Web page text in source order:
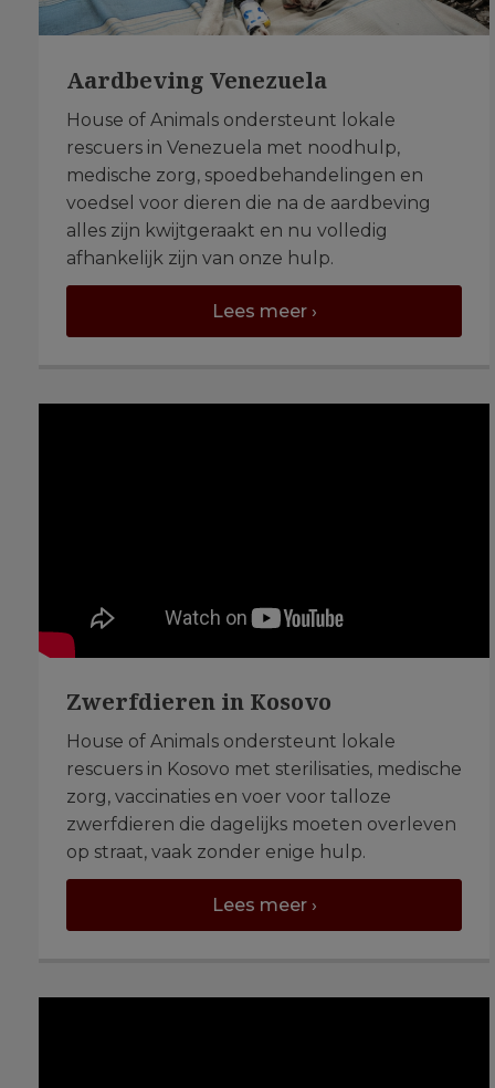
Aardbeving Venezuela
House of Animals ondersteunt lokale
rescuers in Venezuela met noodhulp,
medische zorg, spoedbehandelingen en
voedsel voor dieren die na de aardbeving
alles zijn kwijtgeraakt en nu volledig
afhankelijk zijn van onze hulp.
Lees meer ›
Zwerfdieren in Kosovo
House of Animals ondersteunt lokale
rescuers in Kosovo met sterilisaties, medische
zorg, vaccinaties en voer voor talloze
zwerfdieren die dagelijks moeten overleven
op straat, vaak zonder enige hulp.
Lees meer ›